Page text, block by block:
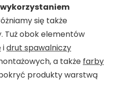
się także
Tuż obok elementów
idrut spawalniczy
a także farby
produkty warstwą